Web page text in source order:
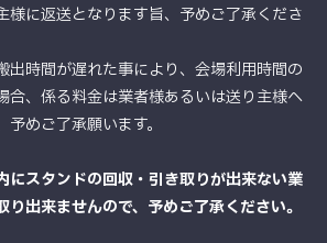
様に返送となります旨、予めご了承くださ
時間が遅れた事により、会場利用時間の
合、係る料金は業者様あるいは送り主様へ
めご了承願います。
にスタンドの回収・引き取りが出来ない業
出来ませんので、予めご了承ください。